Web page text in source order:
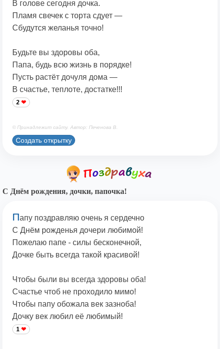
В голове сегодня дочка.
Пламя свечек с торта сдует —
Сбудутся желанья точно!
Будьте вы здоровы оба,
Папа, будь всю жизнь в порядке!
Пусть растёт дочуля дома —
В счастье, теплоте, достатке!!!
2
© Принадлежит сайту. Автор: Печенова В.
Создать открытку
С Днём рождения, дочки, папочка!
Папу поздравляю очень я сердечно
С Днём рожденья дочери любимой!
Пожелаю папе - силы бесконечной,
Дочке быть всегда такой красивой!
Чтобы были вы всегда здоровы оба!
Счастье чтоб не проходило мимо!
Чтобы папу обожала век зазноба!
Дочку век любил её любимый!
1